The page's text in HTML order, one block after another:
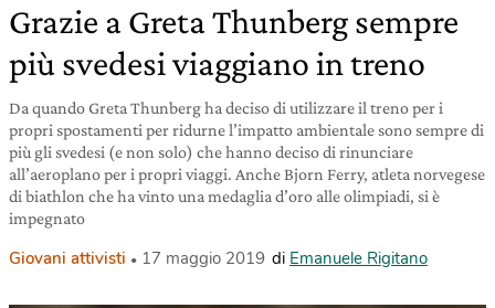
Grazie a Greta Thunberg sempre
più svedesi viaggiano in treno
Da quando Greta Thunberg ha deciso di utilizzare il treno per i
propri spostamenti per ridurne l’impatto ambientale sono sempre di
più gli svedesi (e non solo) che hanno deciso di rinunciare
all’aeroplano per i propri viaggi. Anche Bjorn Ferry, atleta norvegese
di biathlon che ha vinto una medaglia d’oro alle olimpiadi, si è
impegnato
Giovani attivisti 17 maggio 2019 di Emanuele Rigitano